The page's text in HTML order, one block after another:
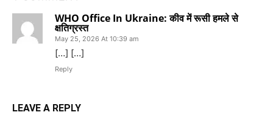
WHO Office In Ukraine: कीव में रूसी हमले से
क्षतिग्रस्त
May 25, 2026 At 10:39 am
[…] […]
Reply
LEAVE A REPLY